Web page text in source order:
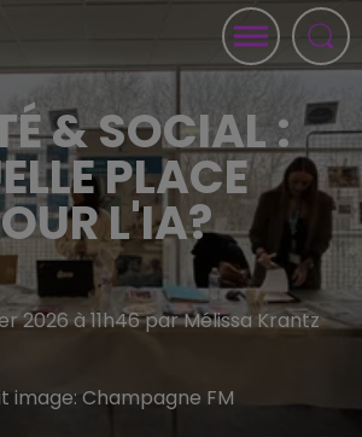
& SOCIAL :
PLACE
L'IA?
2026 à 11h46 par Mélissa Krantz
image: Champagne FM